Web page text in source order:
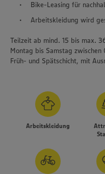
Bike-Leasing für
Arbeitskleidung wird
Teilzeit ab mind. 15 bis max.
Montag bis Samstag
Früh- und Spätschicht, mit
Arbeitskleidung